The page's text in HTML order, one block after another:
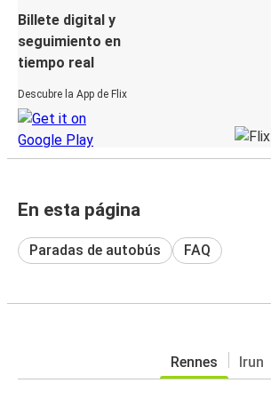
Billete digital y
seguimiento en
tiempo real
Descubre la App de Flix
En esta página
Paradas de autobús FAQ
Rennes Irun